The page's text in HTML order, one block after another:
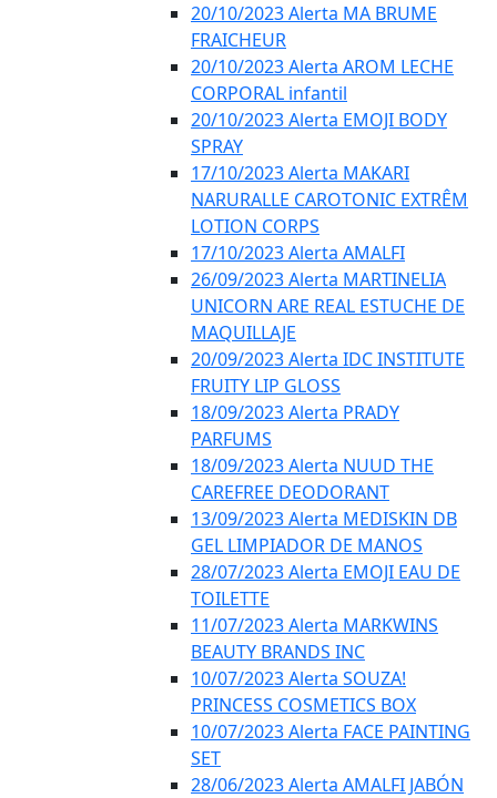
20/10/2023 Alerta MA BRUME
FRAICHEUR
20/10/2023 Alerta AROM LECHE
CORPORAL infantil
20/10/2023 Alerta EMOJI BODY
SPRAY
17/10/2023 Alerta MAKARI
NARURALLE CAROTONIC EXTRÊM
LOTION CORPS
17/10/2023 Alerta AMALFI
26/09/2023 Alerta MARTINELIA
UNICORN ARE REAL ESTUCHE DE
MAQUILLAJE
20/09/2023 Alerta IDC INSTITUTE
FRUITY LIP GLOSS
18/09/2023 Alerta PRADY
PARFUMS
18/09/2023 Alerta NUUD THE
CAREFREE DEODORANT
13/09/2023 Alerta MEDISKIN DB
GEL LIMPIADOR DE MANOS
28/07/2023 Alerta EMOJI EAU DE
TOILETTE
11/07/2023 Alerta MARKWINS
BEAUTY BRANDS INC
10/07/2023 Alerta SOUZA!
PRINCESS COSMETICS BOX
10/07/2023 Alerta FACE PAINTING
SET
28/06/2023 Alerta AMALFI JABÓN